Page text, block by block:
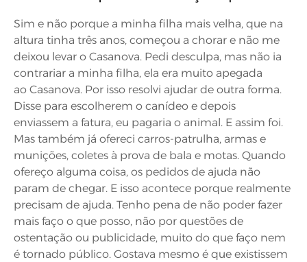
Sim e não porque a minha filha mais velha, que na
altura tinha três anos, começou a chorar e não me
deixou levar o Casanova. Pedi desculpa, mas não ia
contrariar a minha filha, ela era muito apegada
ao Casanova. Por isso resolvi ajudar de outra forma.
Disse para escolherem o canídeo e depois
enviassem a fatura, eu pagaria o animal. E assim foi.
Mas também já ofereci carros-patrulha, armas e
munições, coletes à prova de bala e motas. Quando
ofereço alguma coisa, os pedidos de ajuda não
param de chegar. E isso acontece porque realmente
precisam de ajuda. Tenho pena de não poder fazer
mais faço o que posso, não por questões de
ostentação ou publicidade, muito do que faço nem
é tornado público. Gostava mesmo é que existissem